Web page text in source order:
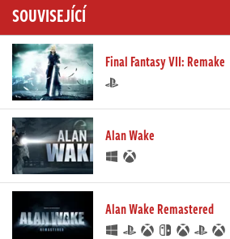
SOUVISEJÍCÍ
Final Fantasy VII: Remake
Alan Wake
Alan Wake Remastered